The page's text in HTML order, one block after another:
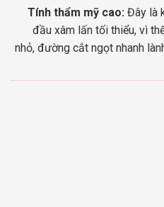
Tính thẩm mỹ cao: Đây là
đầu xâm lấn tối thiểu, vì
nhỏ, đường cắt ngọt nhanh